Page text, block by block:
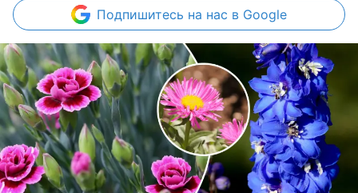
Подпишитесь на нас в Google